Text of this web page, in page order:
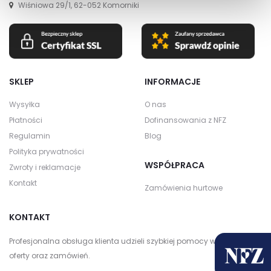
Wiśniowa 29/1, 62-052 Komorniki
SKLEP
Wysyłka
Płatności
Regulamin
Polityka prywatności
Zwroty i reklamacje
Kontakt
INFORMACJE
O nas
Dofinansowania z NFZ
Blog
WSPÓŁPRACA
Zamówienia hurtowe
KONTAKT
Profesjonalna obsługa klienta udzieli szybkiej pomocy w zakresie
oferty oraz zamówień.